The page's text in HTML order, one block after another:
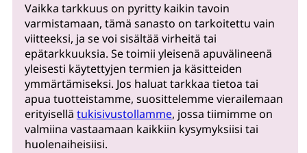
Vaikka tarkkuus on pyritty kaikin tavoin
varmistamaan, tämä sanasto on tarkoitettu vain
viitteeksi, ja se voi sisältää virheitä tai
epätarkkuuksia. Se toimii yleisenä apuvälineenä
yleisesti käytettyjen termien ja käsitteiden
ymmärtämiseksi. Jos haluat tarkkaa tietoa tai
apua tuotteistamme, suosittelemme vierailemaan
erityisellä tukisivustollamme, jossa tiimimme on
valmiina vastaamaan kaikkiin kysymyksiisi tai
huolenaiheisiisi.